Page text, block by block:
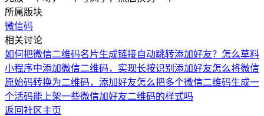
所属版块
微信码
相关讨论
如何把微信二维码名片生成链接自动跳转添加好友？ 怎么草料
小程序中添加微信二维码，实现长按识别添加好友怎么将微信
原始码转换为二维码，添加好友怎么把多个微信二维码生成一
个活码能上架一些微信加好友二维码的样式吗
返回社区主页